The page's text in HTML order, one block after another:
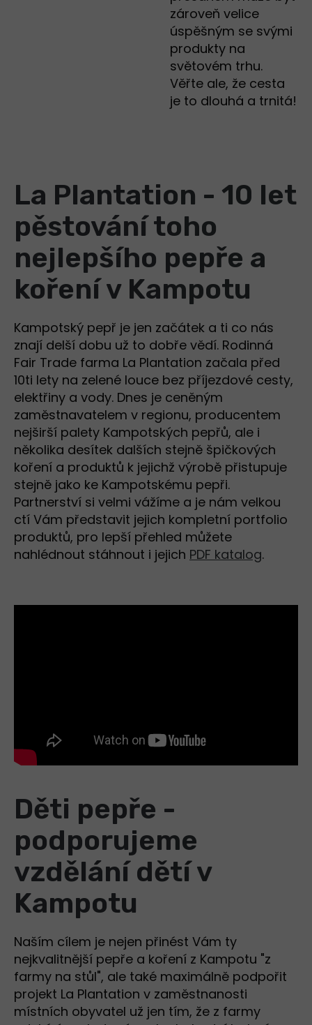
zároveň velice
úspěšným se svými
produkty na
světovém trhu.
Věřte ale, že cesta
je to dlouhá a trnitá!
La Plantation - 10 let
pěstování toho
nejlepšího pepře a
koření v Kampotu
Kampotský pepř je jen začátek a ti co nás
znají delší dobu už to dobře vědí. Rodinná
Fair Trade farma La Plantation začala před
10ti lety na zelené louce bez příjezdové cesty,
elektřiny a vody. Dnes je ceněným
zaměstnavatelem v regionu, producentem
nejširší palety Kampotských pepřů, ale i
několika desítek dalších stejně špičkových
koření a produktů k jejichž výrobě přistupuje
stejně jako ke Kampotskému pepři.
Partnerství si velmi vážíme a je nám velkou
ctí Vám představit jejich kompletní portfolio
produktů, pro lepší přehled můžete
nahlédnout stáhnout i jejich PDF katalog.
Děti pepře -
podporujeme
vzdělání dětí v
Kampotu
Naším cílem je nejen přinést Vám ty
nejkvalitnější pepře a koření z Kampotu "z
farmy na stůl", ale také maximálně podpořit
projekt La Plantation v zaměstnanosti
místních obyvatel už jen tím, že z farmy